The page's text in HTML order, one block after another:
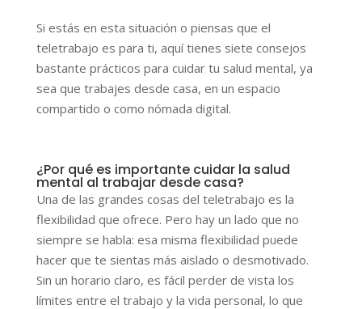
Si estás en esta situación o piensas que el
teletrabajo es para ti, aquí tienes siete consejos
bastante prácticos para cuidar tu salud mental, ya
sea que trabajes desde casa, en un espacio
compartido o como nómada digital.
¿Por qué es importante cuidar la salud
mental al trabajar desde casa?
Una de las grandes cosas del teletrabajo es la
flexibilidad que ofrece. Pero hay un lado que no
siempre se habla: esa misma flexibilidad puede
hacer que te sientas más aislado o desmotivado.
Sin un horario claro, es fácil perder de vista los
límites entre el trabajo y la vida personal, lo que